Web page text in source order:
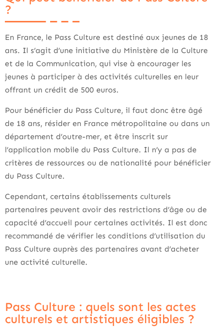
?
En France, le Pass Culture est destiné aux jeunes de 18
ans. Il s’agit d’une initiative du Ministère de la Culture
et de la Communication, qui vise à encourager les
jeunes à participer à des activités culturelles en leur
offrant un crédit de 500 euros.
Pour bénéficier du Pass Culture, il faut donc être âgé
de 18 ans, résider en France métropolitaine ou dans un
département d’outre-mer, et être inscrit sur
l’application mobile du Pass Culture. Il n’y a pas de
critères de ressources ou de nationalité pour bénéficier
du Pass Culture.
Cependant, certains établissements culturels
partenaires peuvent avoir des restrictions d’âge ou de
capacité d’accueil pour certaines activités. Il est donc
recommandé de vérifier les conditions d’utilisation du
Pass Culture auprès des partenaires avant d’acheter
une activité culturelle.
Pass Culture : quels sont les actes
culturels et artistiques éligibles ?